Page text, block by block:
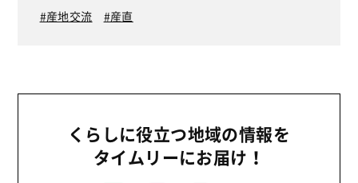
事業
平和と国際連帯
2025年
2022年
産地交流 産直
くらしに役立つ地域の情報を
タイムリーにお届け！